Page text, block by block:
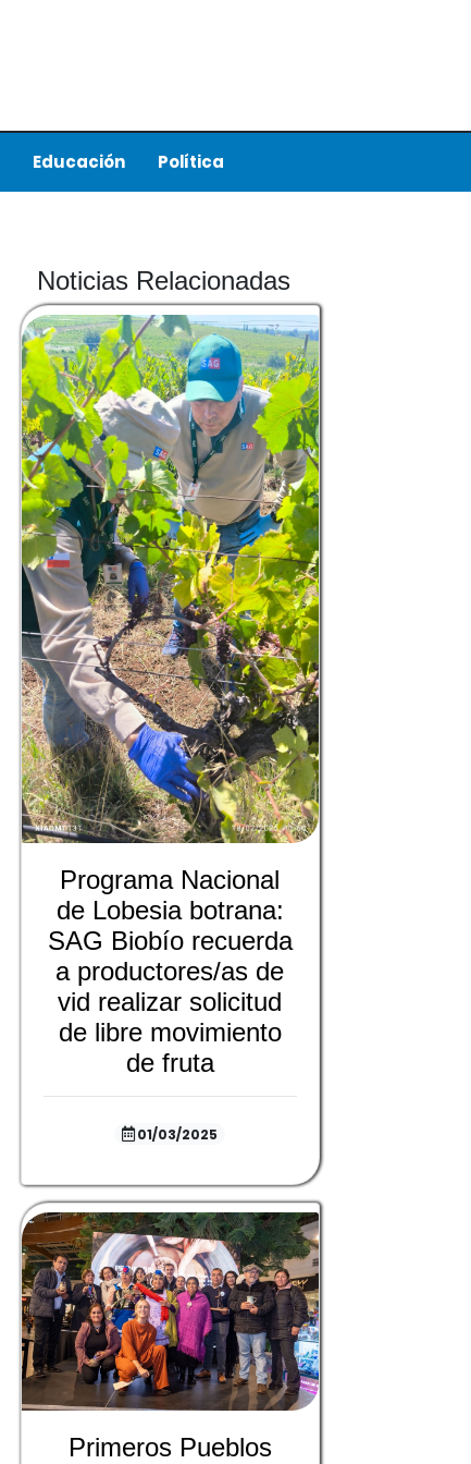
Educación Política
Noticias Relacionadas
Programa Nacional
de Lobesia botrana:
SAG Biobío recuerda
a productores/as de
vid realizar solicitud
de libre movimiento
de fruta
01/03/2025
Primeros Pueblos